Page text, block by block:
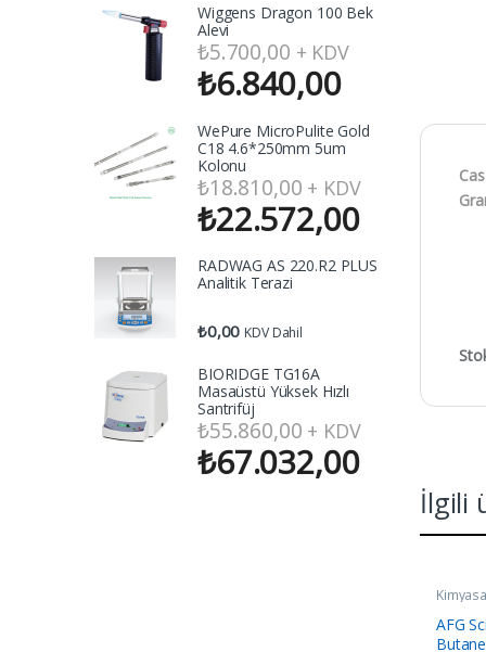
İlgili
AFG
Wiggens Dragon 100 Bek
Alevi
₺5.700,00 + KDV
₺6.840,00
WePure MicroPulite Gold
C18 4.6*250mm 5um
Kolonu
₺18.810,00 + KDV
₺22.572,00
RADWAG AS 220.R2 PLUS
Analitik Terazi
₺0,00 KDV Dahil
BIORIDGE TG16A
Masaüstü Yüksek Hızlı
Santrifüj
₺55.860,00 + KDV
₺67.032,00